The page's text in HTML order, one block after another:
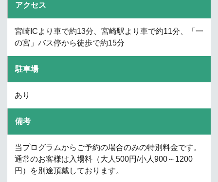
アクセス
宮崎ICより車で約13分、宮崎駅より車で約11分、「一
の宮」バス停から徒歩で約15分
駐車場
あり
備考
当プログラムからご予約の場合のみの特別料金です。
通常のお客様は入場料（大人500円/小人900～1200
円）を別途頂戴しております。